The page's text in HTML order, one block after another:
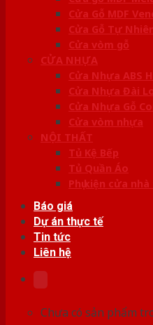
Cửa Gỗ MDF
Cửa Gỗ Tự
Cửa vòm gỗ
CỬA NHỰA
Cửa Nhựa ABS
Cửa Nhựa Đài
Cửa Nhựa Gỗ
Cửa vòm nhựa
NỘI THẤT
Tủ Kệ Bếp
Tủ Quần Áo
Phụ kiện cửa
Báo giá
Dự án thực tế
Tin tức
Liên hệ
Chưa có sản phẩm